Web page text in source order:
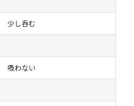
少し呑む
吸わない